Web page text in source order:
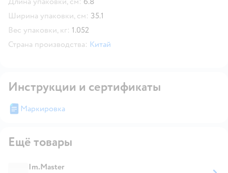
Ширина упаковки, см: 35.1
Вес упаковки, кг: 1.052
Страна производства: Китай
Инструкции и сертификаты
Маркировка
Ещё товары
Im.Master